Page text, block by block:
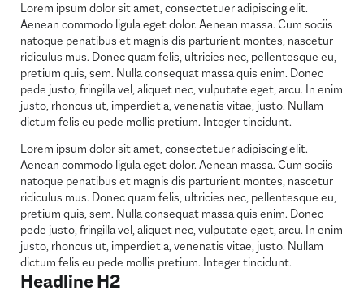
Lorem ipsum dolor sit amet, consectetuer adipiscing elit.
Aenean commodo ligula eget dolor. Aenean massa. Cum sociis
natoque penatibus et magnis dis parturient montes, nascetur
ridiculus mus. Donec quam felis, ultricies nec, pellentesque eu,
pretium quis, sem. Nulla consequat massa quis enim. Donec
pede justo, fringilla vel, aliquet nec, vulputate eget, arcu. In enim
justo, rhoncus ut, imperdiet a, venenatis vitae, justo. Nullam
dictum felis eu pede mollis pretium. Integer tincidunt.
Lorem ipsum dolor sit amet, consectetuer adipiscing elit.
Aenean commodo ligula eget dolor. Aenean massa. Cum sociis
natoque penatibus et magnis dis parturient montes, nascetur
ridiculus mus. Donec quam felis, ultricies nec, pellentesque eu,
pretium quis, sem. Nulla consequat massa quis enim. Donec
pede justo, fringilla vel, aliquet nec, vulputate eget, arcu. In enim
justo, rhoncus ut, imperdiet a, venenatis vitae, justo. Nullam
dictum felis eu pede mollis pretium. Integer tincidunt.
Headline H2